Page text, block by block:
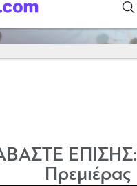
ΕΠΙΣΗΣ:
Πρεμιέρας